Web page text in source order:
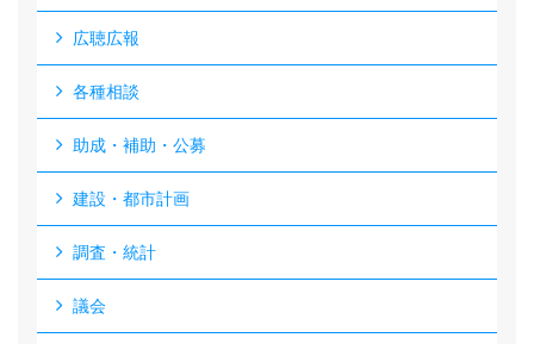
広聴広報
各種相談
助成・補助・公募
建設・都市計画
調査・統計
議会